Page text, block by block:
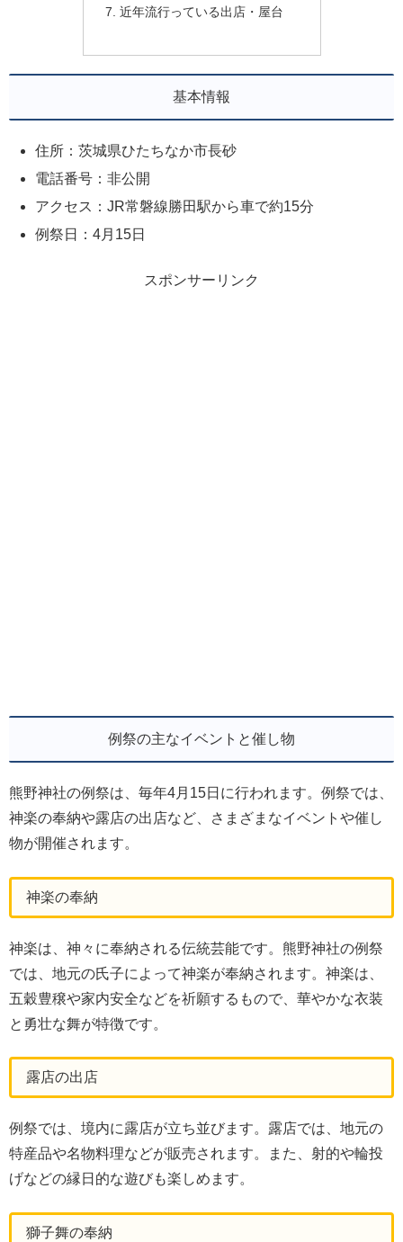
近年流行っている出店・屋台
基本情報
住所：茨城県ひたちなか市長砂
電話番号：非公開
アクセス：JR常磐線勝田駅から車で約15分
例祭日：4月15日
スポンサーリンク
例祭の主なイベントと催し物
熊野神社の例祭は、毎年4月15日に行われます。例祭では、
神楽の奉納や露店の出店など、さまざまなイベントや催し
物が開催されます。
神楽の奉納
神楽は、神々に奉納される伝統芸能です。熊野神社の例祭
では、地元の氏子によって神楽が奉納されます。神楽は、
五穀豊穣や家内安全などを祈願するもので、華やかな衣装
と勇壮な舞が特徴です。
露店の出店
例祭では、境内に露店が立ち並びます。露店では、地元の
特産品や名物料理などが販売されます。また、射的や輪投
げなどの縁日的な遊びも楽しめます。
獅子舞の奉納